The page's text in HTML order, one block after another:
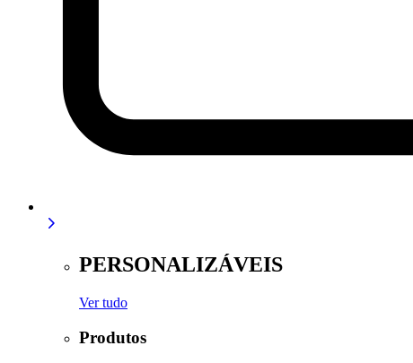
PERSONALIZÁVEIS
Ver tudo
Produtos